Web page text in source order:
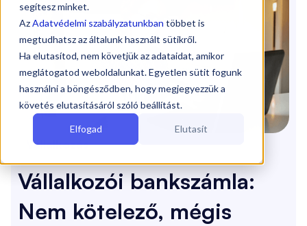
segítesz minket.
AzAdatvédelmi szabályzatunkban többet is
megtudhatsz az általunk használt sütikről.
Ha elutasítod, nem követjük az adataidat, amikor
meglátogatod weboldalunkat. Egyetlen sütit fogunk
használni a böngésződben, hogy megjegyezzük a
követés elutasításáról szóló beállítást.
Elfogad Elutasít
Vállalkozás
Vállalkozói bankszámla:
Nem kötelező, mégis